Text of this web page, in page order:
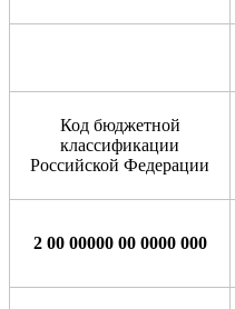
Код бюджетной
классификации
Российской Федерации
2 00 00000 00 0000 000